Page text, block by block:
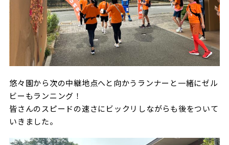
悠々園から次の中継地点へと向かうランナーと一緒にゼル
ビーもランニング！
皆さんのスピードの速さにビックリしながらも後をついて
いきました。